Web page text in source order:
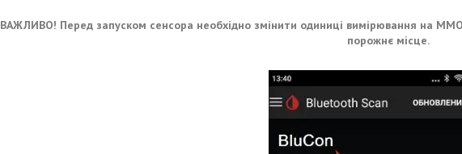
ВАЖЛИВО! Перед запуском сенсора необхідно змінити одиниці вимірювання на
порожнє місце.